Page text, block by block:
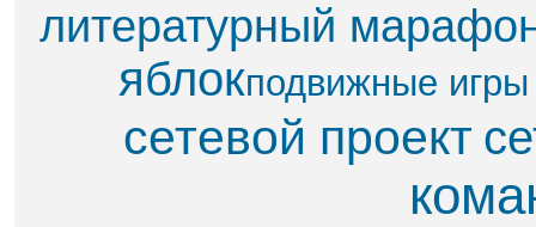
литературный
яблок​подвижные игры
сетевой проект